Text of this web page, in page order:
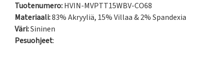
Tuotenumero:HVIN-MVPTT15WBV-CO68
Materiaali:83% Akryyliä, 15% Villaa & 2% Spandexia
Väri:Sininen
Pesuohjeet: